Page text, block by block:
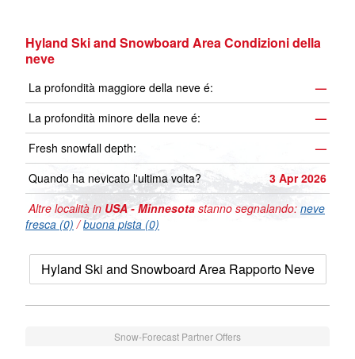
Hyland Ski and Snowboard Area Condizioni della
neve
La profondità maggiore della neve é:
—
La profondità minore della neve é:
—
Fresh snowfall depth:
—
Quando ha nevicato l'ultima volta?
3 Apr 2026
Altre località in USA - Minnesota stanno segnalando: neve
fresca (0) /buona pista (0)
Hyland Ski and Snowboard Area Rapporto Neve
Snow-Forecast Partner Offers